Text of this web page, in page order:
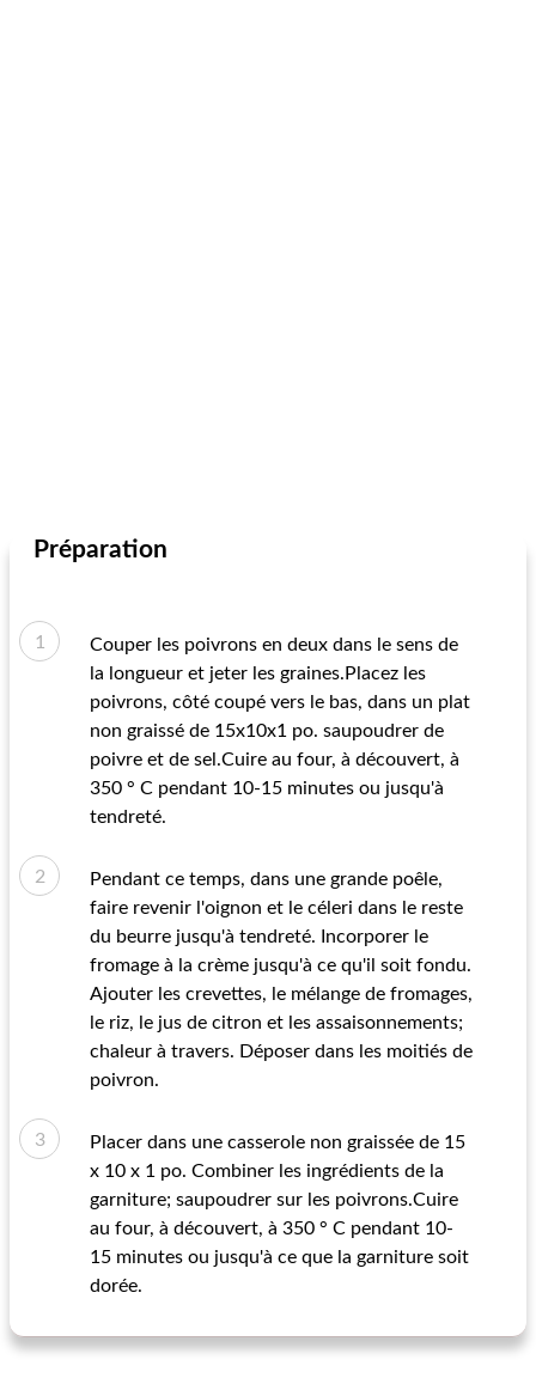
Préparation
Couper les poivrons en deux dans le sens de
la longueur et jeter les graines.Placez les
poivrons, côté coupé vers le bas, dans un plat
non graissé de 15x10x1 po. saupoudrer de
poivre et de sel.Cuire au four, à découvert, à
350 ° C pendant 10-15 minutes ou jusqu'à
tendreté.
Pendant ce temps, dans une grande poêle,
faire revenir l'oignon et le céleri dans le reste
du beurre jusqu'à tendreté. Incorporer le
fromage à la crème jusqu'à ce qu'il soit fondu.
Ajouter les crevettes, le mélange de fromages,
le riz, le jus de citron et les assaisonnements;
chaleur à travers. Déposer dans les moitiés de
poivron.
Placer dans une casserole non graissée de 15
x 10 x 1 po. Combiner les ingrédients de la
garniture; saupoudrer sur les poivrons.Cuire
au four, à découvert, à 350 ° C pendant 10-
15 minutes ou jusqu'à ce que la garniture soit
dorée.